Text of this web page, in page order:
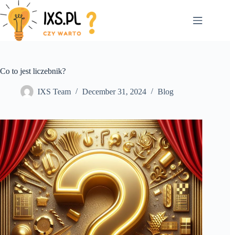
Skip
to
content
Co to jest liczebnik?
IXS Team December 31, 2024 Blog